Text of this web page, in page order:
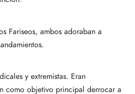
Fariseos, ambos adoraban a
y extremistas. Eran
como objetivo principal derrocar a